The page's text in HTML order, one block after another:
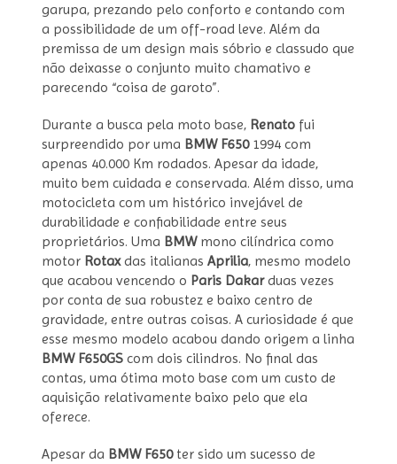
garupa, prezando pelo conforto e contando com
a possibilidade de um off-road leve. Além da
premissa de um design mais sóbrio e classudo que
não deixasse o conjunto muito chamativo e
parecendo “coisa de garoto”.
Durante a busca pela moto base, Renato fui
surpreendido por uma BMW F6501994 com
apenas 40.000 Km rodados. Apesar da idade,
muito bem cuidada e conservada. Além disso, uma
motocicleta com um histórico invejável de
durabilidade e confiabilidade entre seus
proprietários. Uma BMW mono cilíndrica como
motor Rotaxdas italianas Aprilia, mesmo modelo
que acabou vencendo o Paris Dakarduas vezes
por conta de sua robustez e baixo centro de
gravidade, entre outras coisas. A curiosidade é que
esse mesmo modelo acabou dando origem a linha
BMW F650GS com dois cilindros. No final das
contas, uma ótima moto base com um custo de
aquisição relativamente baixo pelo que ela
oferece.
Apesar da BMW F650ter sido um sucesso de